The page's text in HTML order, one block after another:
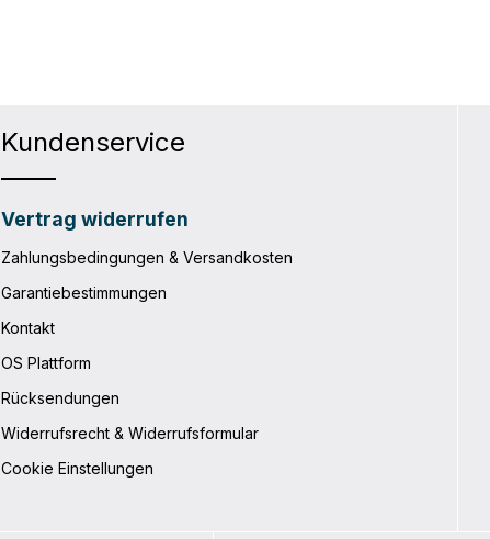
Kundenservice
Vertrag widerrufen
Zahlungsbedingungen & Versandkosten
Garantiebestimmungen
Kontakt
OS Plattform
Rücksendungen
Widerrufsrecht & Widerrufsformular
Cookie Einstellungen